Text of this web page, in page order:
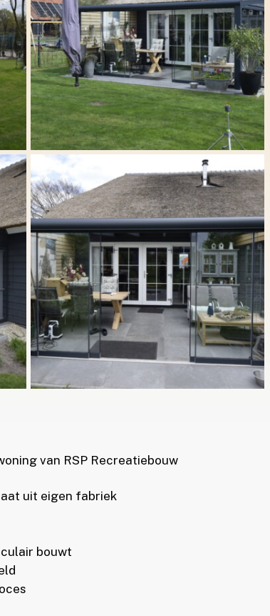
van RSP Recreatiebouw
uit eigen fabriek
bouwt